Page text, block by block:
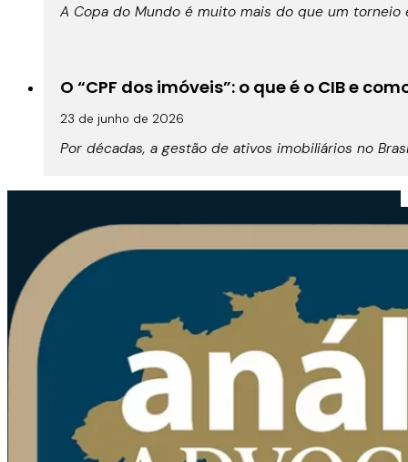
A Copa do Mundo é muito mais do que um
O “CPF dos imóveis”: o que é o CIB e
23 de junho de 2026
Por décadas, a gestão de ativos imobiliários no